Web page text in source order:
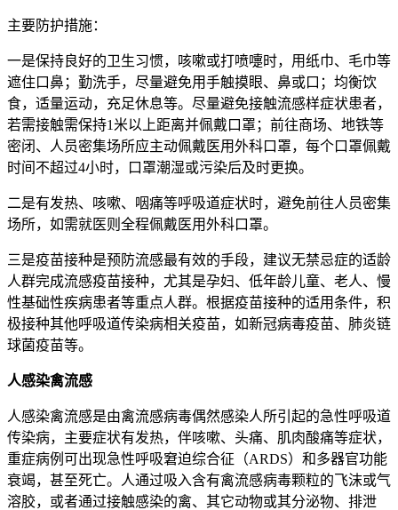
主要防护措施：
一是保持良好的卫生习惯，咳嗽或打喷嚏时，用纸巾、毛巾等
遮住口鼻；勤洗手，尽量避免用手触摸眼、鼻或口；均衡饮
食，适量运动，充足休息等。尽量避免接触流感样症状患者，
若需接触需保持1米以上距离并佩戴口罩；前往商场、地铁等
密闭、人员密集场所应主动佩戴医用外科口罩，每个口罩佩戴
时间不超过4小时，口罩潮湿或污染后及时更换。
二是有发热、咳嗽、咽痛等呼吸道症状时，避免前往人员密集
场所，如需就医则全程佩戴医用外科口罩。
三是疫苗接种是预防流感最有效的手段，建议无禁忌症的适龄
人群完成流感疫苗接种，尤其是孕妇、低年龄儿童、老人、慢
性基础性疾病患者等重点人群。根据疫苗接种的适用条件，积
极接种其他呼吸道传染病相关疫苗，如新冠病毒疫苗、肺炎链
球菌疫苗等。
人感染禽流感
人感染禽流感是由禽流感病毒偶然感染人所引起的急性呼吸道
传染病，主要症状有发热，伴咳嗽、头痛、肌肉酸痛等症状，
重症病例可出现急性呼吸窘迫综合征（ARDS）和多器官功能
衰竭，甚至死亡。人通过吸入含有禽流感病毒颗粒的飞沫或气
溶胶，或者通过接触感染的禽、其它动物或其分泌物、排泄